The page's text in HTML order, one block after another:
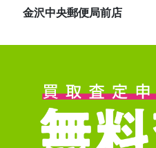
金沢中央郵便局前店